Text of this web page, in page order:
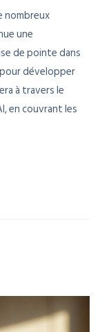
nombreux
une
de pointe dans
développer
à travers le
en couvrant les